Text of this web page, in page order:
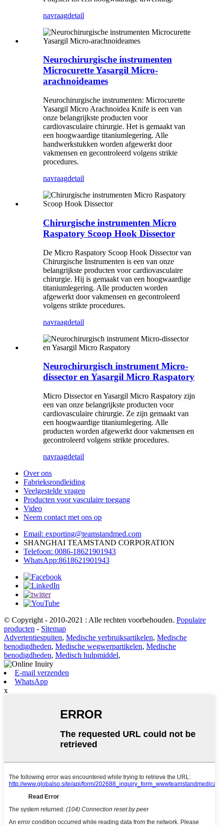
navraagdetail
Neurochirurgische instrumenten
Microcurette Yasargil Micro-
arachnoideames
Neurochirurgische instrumenten: Microcurette
Yasargil Micro Arachnoidea Knife is een van
onze belangrijkste producten voor
cardiovasculaire chirurgie. Het is gemaakt van
een hoogwaardige titaniumlegering. Alle
handwerkstukken worden afgewerkt door
vakmensen en gecontroleerd volgens strikte
procedures.
navraagdetail
Chirurgische instrumenten Micro
Raspatory Scoop Hook Dissector
De Micro Raspatory Scoop Hook Dissector van
Chirurgische Instrumenten is een van onze
belangrijkste producten voor cardiovasculaire
chirurgie. Hij is gemaakt van een hoogwaardige
titaniumlegering. Alle producten worden
afgewerkt door vakmensen en gecontroleerd
volgens strikte procedures.
navraagdetail
Neurochirurgisch instrument Micro-
dissector en Yasargil Micro Raspatory
Micro Dissector en Yasargil Micro Raspatory zijn
een van onze belangrijkste producten voor
cardiovasculaire chirurgie. Ze zijn gemaakt van
een hoogwaardige titaniumlegering. Alle
producten worden afgewerkt door vakmensen en
gecontroleerd volgens strikte procedures.
navraagdetail
Over ons
Fabrieksrondleiding
Veelgestelde vragen
Producten voor vasculaire toegang
Video
Neem contact met ons op
Email: exporting@teamstandmed.com
SHANGHAI TEAMSTAND CORPORATION
Telefoon: 0086-18621901943
WhatsApp:8618621901943
© Copyright - 2010-2021 : Alle rechten voorbehouden. Populaire
producten - Sitemap
Advertentiespuiten, Medische verbruiksartikelen, Medische
benodigdheden, Medische wegwerpartikelen, Medische
benodigdheden, Medisch hulpmiddel,
E-mail verzenden
WhatsApp
x